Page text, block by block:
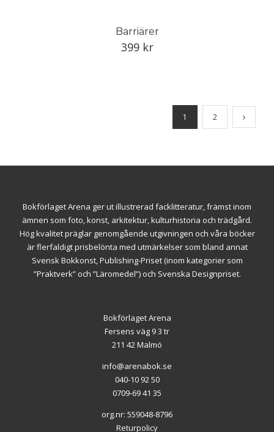
Barriärer
399 kr
1 2
Bokförlaget Arena ger ut illustrerad facklitteratur, främst inom
ämnen som foto, konst, arkitektur, kulturhistoria och trädgård.
Hög kvalitet präglar genomgående utgivningen och våra böcker
är flerfaldigt prisbelönta med utmärkelser som bland annat
Svensk Bokkonst, Publishing-Priset (inom kategorier som
”Praktverk” och ”Läromedel”) och Svenska Designpriset.
Bokförlaget Arena
Fersens väg 9 3 tr
211 42 Malmö
info@arenabok.se
040-10 92 50
0709-69 41 35
org.nr: 559048-8796
Returpolicy